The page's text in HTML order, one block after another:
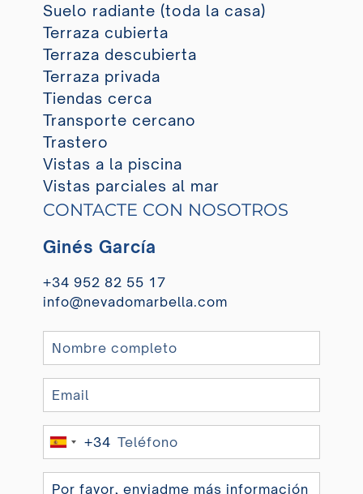
Suelo radiante (toda la casa)
Terraza cubierta
Terraza descubierta
Terraza privada
Tiendas cerca
Transporte cercano
Trastero
Vistas a la piscina
Vistas parciales al mar
CONTACTE CON NOSOTROS
Ginés García
+34 952 82 55 17
info@nevadomarbella.com
Spain+34